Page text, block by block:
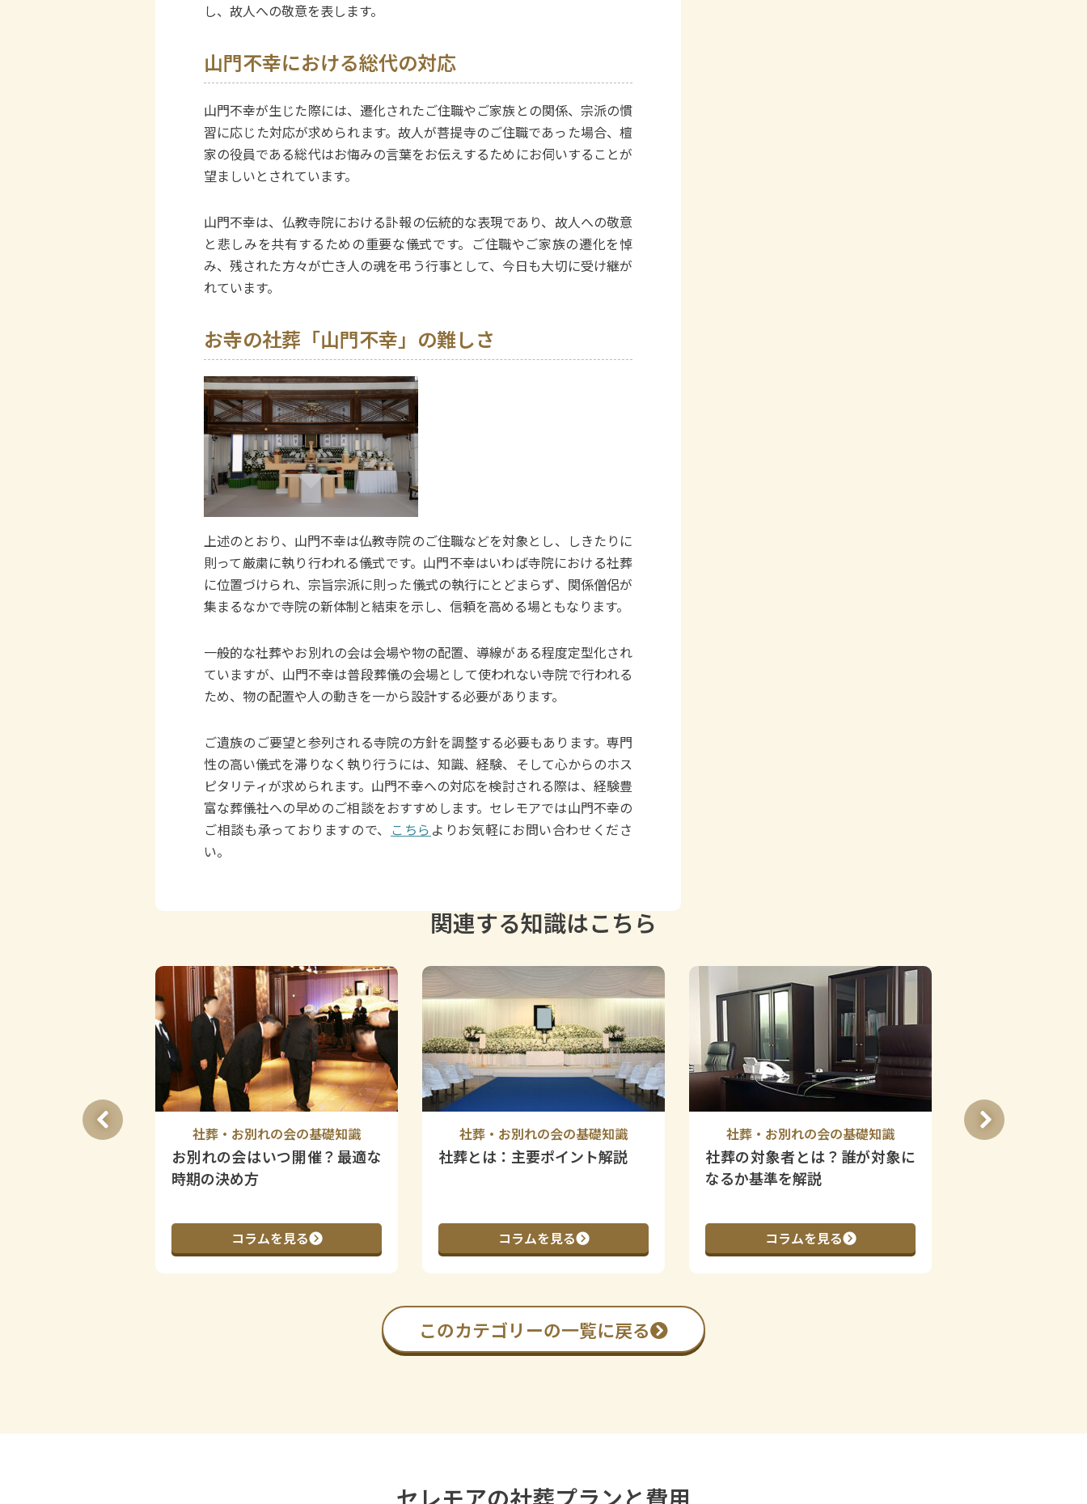
し、故人への敬意を表します。
山門不幸における総代の対応
山門不幸が生じた際には、遷化されたご住職やご家族との関係、宗派の慣
習に応じた対応が求められます。故人が菩提寺のご住職であった場合、檀
家の役員である総代はお悔みの言葉をお伝えするためにお伺いすることが
望ましいとされています。
山門不幸は、仏教寺院における訃報の伝統的な表現であり、故人への敬意
と悲しみを共有するための重要な儀式です。ご住職やご家族の遷化を悼
み、残された方々が亡き人の魂を弔う行事として、今日も大切に受け継が
れています。
お寺の社葬「山門不幸」の難しさ
上述のとおり、山門不幸は仏教寺院のご住職などを対象とし、しきたりに
則って厳粛に執り行われる儀式です。山門不幸はいわば寺院における社葬
に位置づけられ、宗旨宗派に則った儀式の執行にとどまらず、関係僧侶が
集まるなかで寺院の新体制と結束を示し、信頼を高める場ともなります。
一般的な社葬やお別れの会は会場や物の配置、導線がある程度定型化され
ていますが、山門不幸は普段葬儀の会場として使われない寺院で行われる
ため、物の配置や人の動きを一から設計する必要があります。
ご遺族のご要望と参列される寺院の方針を調整する必要もあります。専門
性の高い儀式を滞りなく執り行うには、知識、経験、そして心からのホス
ピタリティが求められます。山門不幸への対応を検討される際は、経験豊
富な葬儀社への早めのご相談をおすすめします。セレモアでは山門不幸の
ご相談も承っておりますので、 こちら よりお気軽にお問い合わせくださ
い。
関連する知識はこちら
会の基礎知識 社葬・お別れの会の基礎知識
お別れの会はいつ開催？最適な
時期の決め方
コラムを見る
社葬・お別れの会の基礎知識
社葬とは：主要ポイント解説
コラムを見る
社葬・お別れの会の基礎知識
社葬の対象者とは？誰が対象に
なるか基準を解説
コラムを見る
社葬・お別れ
このカテゴリーの一覧に戻る